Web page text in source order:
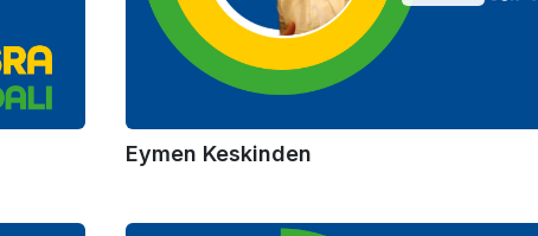
Eymen Keskinden